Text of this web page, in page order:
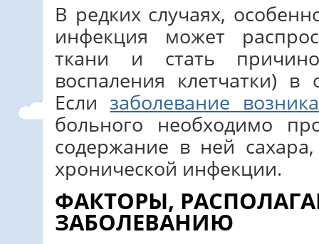
В редких случаях,
инфекция может
ткани и стать
воспаления клетчатки) в
Если заболевание
больного необходимо
содержание в ней
хронической инфекции.
ФАКТОРЫ,
ЗАБОЛЕВАНИЮ